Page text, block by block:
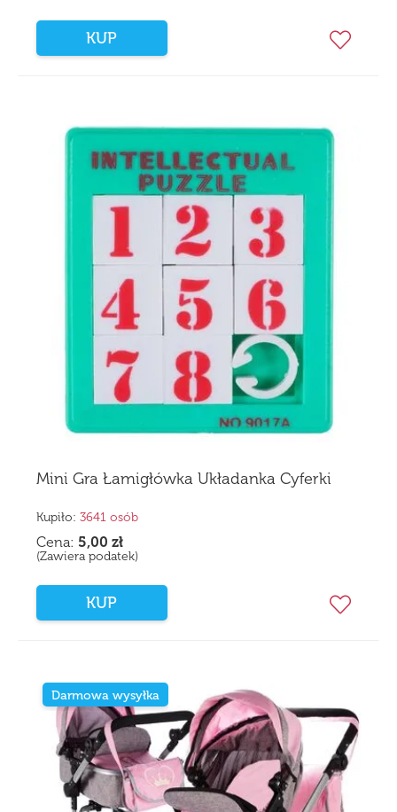
KUP
Mini Gra Łamigłówka Układanka Cyferki
Kupiło: 3641 osób
Cena: 5,00 zł
(Zawiera podatek)
KUP
Darmowa wysyłka